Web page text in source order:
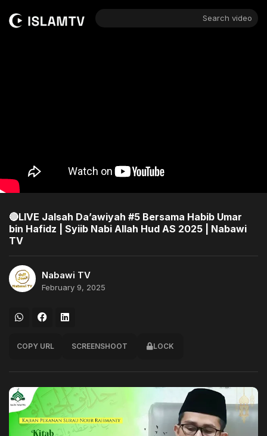
Search video
🔴LIVE Jalsah Da’awiyah #5 Bersama Habib Umar
bin Hafidz | Syiib Nabi Allah Hud AS 2025 | Nabawi
TV
Nabawi TV
February 9, 2025
COPY URL SCREENSHOOT LOCK